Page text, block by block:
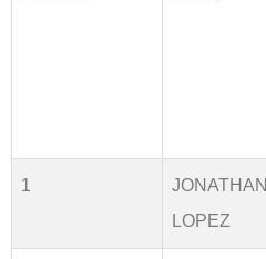
1
JONATHAN
LOPEZ